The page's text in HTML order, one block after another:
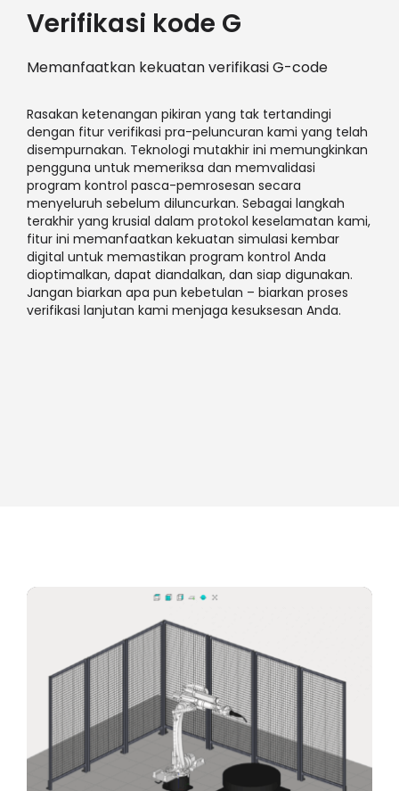
Verifikasi kode G
Memanfaatkan kekuatan verifikasi G-code
Rasakan ketenangan pikiran yang tak tertandingi
dengan fitur verifikasi pra-peluncuran kami yang telah
disempurnakan. Teknologi mutakhir ini memungkinkan
pengguna untuk memeriksa dan memvalidasi
program kontrol pasca-pemrosesan secara
menyeluruh sebelum diluncurkan. Sebagai langkah
terakhir yang krusial dalam protokol keselamatan kami,
fitur ini memanfaatkan kekuatan simulasi kembar
digital untuk memastikan program kontrol Anda
dioptimalkan, dapat diandalkan, dan siap digunakan.
Jangan biarkan apa pun kebetulan – biarkan proses
verifikasi lanjutan kami menjaga kesuksesan Anda.